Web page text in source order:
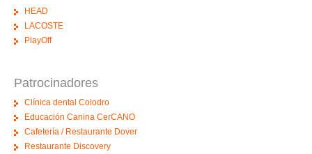
HEAD
LACOSTE
PlayOff
Patrocinadores
Clínica dental Colodro
Educación Canina CerCANO
Cafetería / Restaurante Dover
Restaurante Discovery